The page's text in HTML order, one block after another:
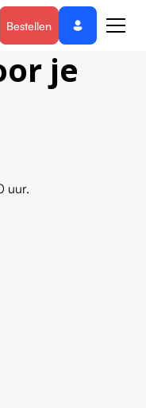
Bestellen
je
uur.